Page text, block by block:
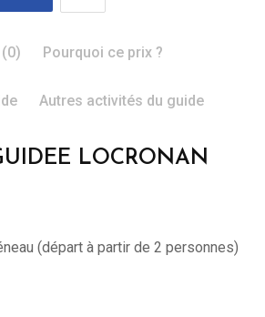
Pourquoi ce prix ?
Autres activités du guide
LOCRONAN
(départ à partir de 2 personnes)